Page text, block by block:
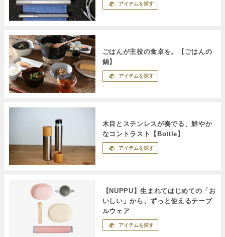
アイテムを探す
ごはんが主役の食卓を。【ごはんの
鍋】
アイテムを探す
木目とステンレスが奏でる、鮮やか
なコントラスト【Bottle】
アイテムを探す
【NUPPU】生まれてはじめての「お
いしい」から、ずっと使えるテーブ
ルウェア
アイテムを探す